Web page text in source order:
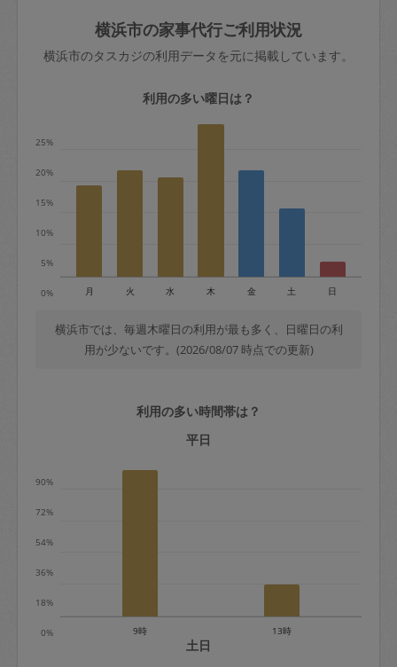
依頼者不在による当日キャンセル＝依頼
金額の100%＋交通費全額
※例：依頼日時／土曜日午前9時開始の場
50%
金曜日9時～土曜日8時まで＝依頼金額の
＋交通費全額
依頼者不在による当日キャンセル＝依頼
金額の100%＋交通費全額
定期契約をキャンセルする場合、毎週定
期は月2回まで隔週定期は月1回までキャ
※キャンセル料金の設定について：
きた場合は損害保険の対象外となるので
ご注意ください。
玉、など
あわせてこちらも参照ください：初めて
はありますか？
横浜市の家事代行ご利用状況
横浜市のタスカジの利用データを元に掲載しています。
利用の多い曜日は？
0%
5%
10%
15%
20%
25%
月 火 水 木 金 土 日
横浜市では、毎週木曜日の利用が最も多く、日曜日の利
用が少ないです。(2026/08/07 時点での更新)
利用の多い時間帯は？
平日
0%
18%
36%
54%
72%
90%
9時 13時
土日